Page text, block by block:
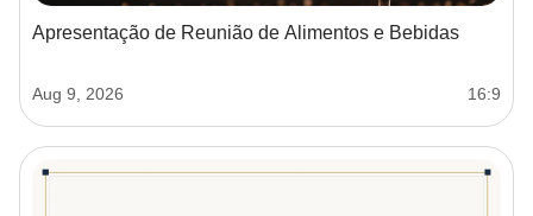
Apresentação de Reunião de Alimentos e Bebidas
Aug 9, 2026 16:9